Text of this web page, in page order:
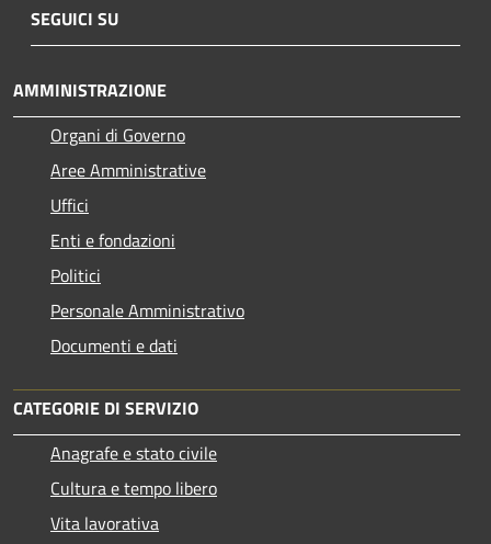
SEGUICI SU
AMMINISTRAZIONE
Organi di Governo
Aree Amministrative
Uffici
Enti e fondazioni
Politici
Personale Amministrativo
Documenti e dati
CATEGORIE DI SERVIZIO
Anagrafe e stato civile
Cultura e tempo libero
Vita lavorativa